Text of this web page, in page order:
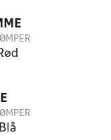
Blå